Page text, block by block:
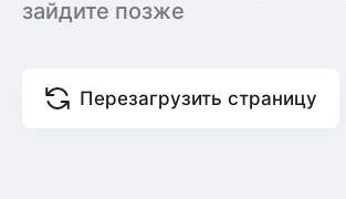
зайдите позже
Перезагрузить страницу